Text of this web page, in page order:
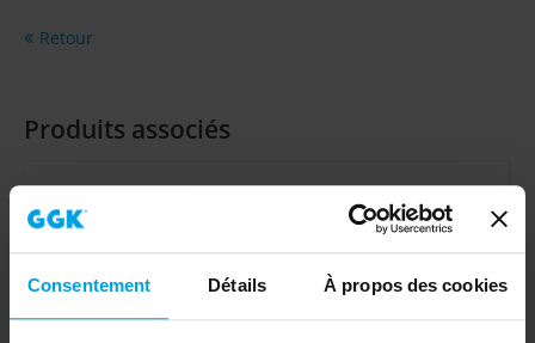
Consentement Détails À propos des cookies
Retour
Produits associés